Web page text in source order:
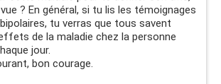
? En général, si tu lis les témoignages
tu verras que tous savent
de la maladie chez la personne
jour.
bon courage.